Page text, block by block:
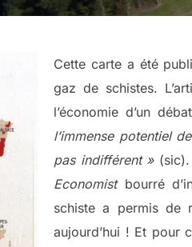
Cette carte a été
gaz de schistes.
l’économie d’un
l’immense potentiel
pas indifférent »(sic).
Economistbourré
schiste a permis de
aujourd’hui ! Et pour